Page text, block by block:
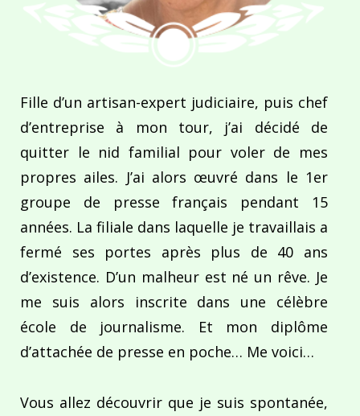
Fille d’un artisan-expert judiciaire, puis chef
d’entreprise à mon tour, j’ai décidé de
quitter le nid familial pour voler de mes
propres ailes. J’ai alors œuvré dans le 1er
groupe de presse français pendant 15
années. La filiale dans laquelle je travaillais a
fermé ses portes après plus de 40 ans
d’existence. D’un malheur est né un rêve. Je
me suis alors inscrite dans une célèbre
école de journalisme. Et mon diplôme
d’attachée de presse en poche… Me voici…
Vous allez découvrir que je suis spontanée,